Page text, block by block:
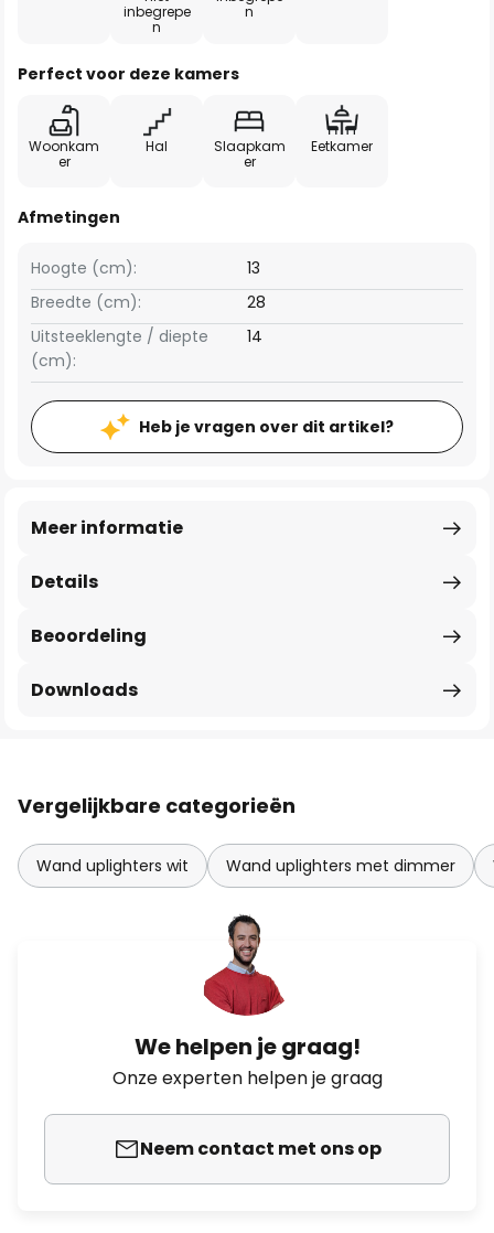
inbegrepe
n
n
Perfect voor deze kamers
Woonkam
er
Hal
Slaapkam
er
Eetkamer
Afmetingen
Breedte (cm): 28
Hoogte (cm): 13
Uitsteeklengte / diepte
(cm):
14
Heb je vragen over dit artikel?
Details
Meer informatie
Beoordeling
Downloads
Vergelijkbare categorieën
Wand uplighters wit Wand uplighters met dimmer
We helpen je graag!
Onze experten helpen je graag
Neem contact met ons op